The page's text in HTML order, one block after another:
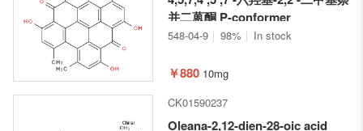
并二蒽酮 P-conformer
548-04-9 98% In stock
￥880 10mg
CK01590237
Oleana-2,12-dien-28-oic acid